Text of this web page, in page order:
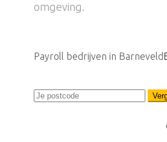
omgeving.
Payroll bedrijven in Barneveld